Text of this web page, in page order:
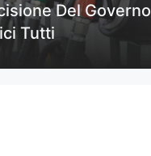
Del Governo
Tutti